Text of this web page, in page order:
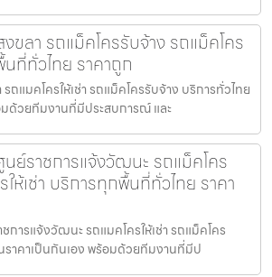
งขลา รถแม็คโครรับจ้าง รถแม็คโคร
นที่ทั่วไทย ราคาถูก
รถแมคโครให้เช่า รถแม็คโครรับจ้าง บริการทั่วไทย
มด้วยทีมงานที่มีประสบการณ์ และ
ย์ราชการแจ้งวัฒนะ รถแม็คโคร
ให้เช่า บริการทุกพื้นที่ทั่วไทย ราคา
การแจ้งวัฒนะ รถแมคโครให้เช่า รถแม็คโคร
ราคาเป็นกันเอง พร้อมด้วยทีมงานที่มีป